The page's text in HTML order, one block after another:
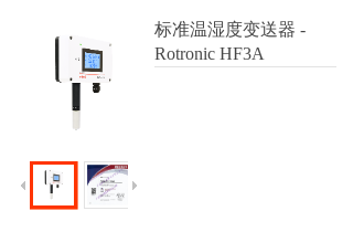
标准温湿度变送器 -
Rotronic HF3A